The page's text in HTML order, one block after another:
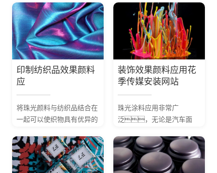
印制纺织品效果颜料
应
将珠光颜料与纺织品结合在
一起可以使织物具有优异的
将珠光颜料加人到印花色浆
中，印制在纺织品
上经过后处理可以...
装饰效果颜料应用花
季传媒安装网站
珠光涂料应用非常广
泛，无论是汽车面
件、建筑材
料、家用电器等均会
采用涂料加以色彩修饰同时